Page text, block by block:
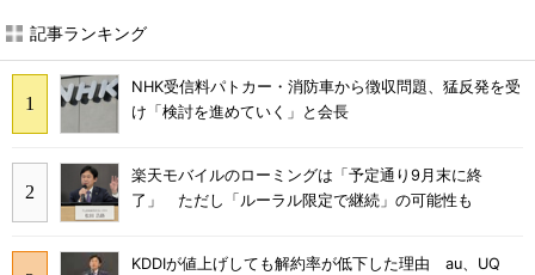
記事ランキング
NHK受信料パトカー・消防車から徴収問題、猛反発を受
け「検討を進めていく」と会長
楽天モバイルのローミングは「予定通り9月末に終
了」 ただし「ルーラル限定で継続」の可能性も
KDDIが値上げしても解約率が低下した理由 au、UQ